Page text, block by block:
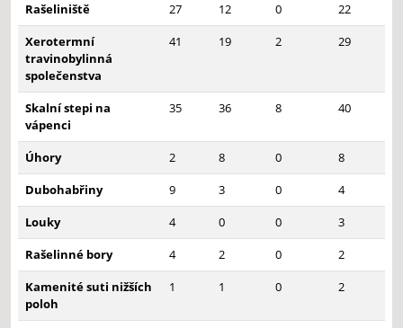
Rašeliniště
27 12 0
22
Xerotermní
travinobylinná
společenstva
41 19 2 29
Skalní stepi na
vápenci
35 36 8 40
Úhory 2 8 0
8
Dubohabřiny
9 3 0
4
Louky
4 0 0
3
Rašelinné bory
4 2 0
2
Kamenité suti nižších
poloh
1 1 0 2